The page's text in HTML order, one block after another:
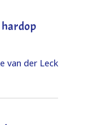
hardop
van der Leck